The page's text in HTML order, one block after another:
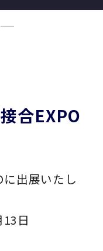
合EXPO
出展いたし
日